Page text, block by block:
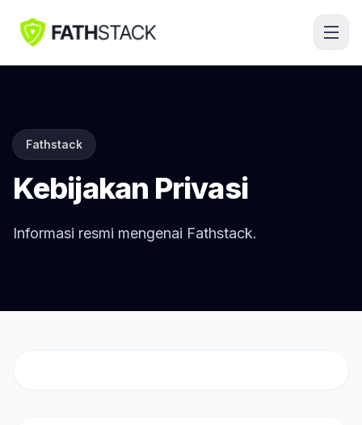
Fathstack
Kebijakan Privasi
Informasi resmi mengenai Fathstack.